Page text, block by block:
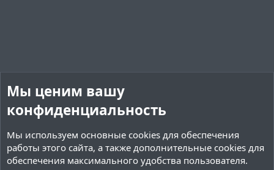
Мы ценим вашу
конфиденциальность
Мы используем основные cookies для обеспечения
работы этого сайта, а также дополнительные cookies для
обеспечения максимального удобства пользователя.